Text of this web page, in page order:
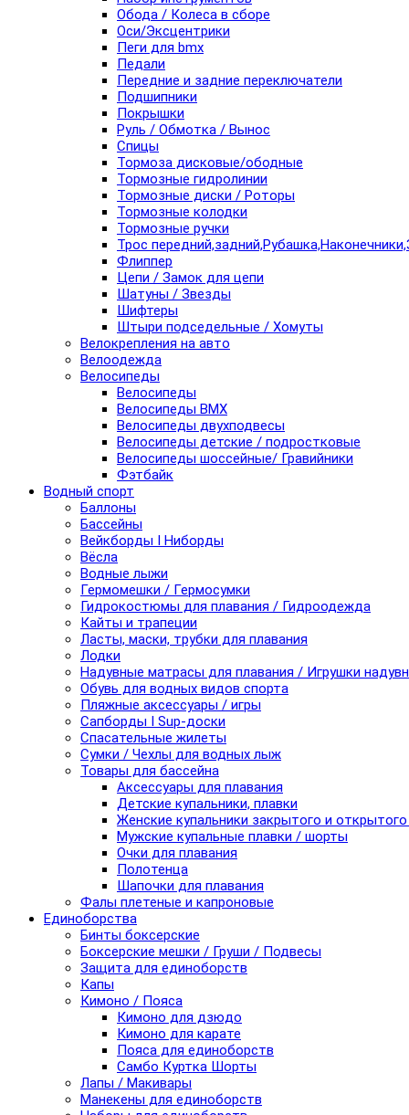
Обода / Колеса в сборе
Оси/Эксцентрики
Пеги для bmx
Педали
Передние и задние переключатели
Подшипники
Покрышки
Руль / Обмотка / Вынос
Спицы
Тормоза дисковые/ободные
Тормозные гидролинии
Тормозные диски / Роторы
Тормозные колодки
Тормозные ручки
Трос
Флиппер
Цепи / Замок для цепи
Шатуны / Звезды
Шифтеры
Штыри подседельные / Хомуты
Велокрепления на авто
Велоодежда
Велосипеды
Велосипеды
Велосипеды BMX
Велосипеды двухподвесы
Велосипеды детские / подростковые
Велосипеды шоссейные/ Гравийники
Фэтбайк
Водный спорт
Баллоны
Бассейны
Вейкборды I Ниборды
Вёсла
Водные лыжи
Гермомешки / Гермосумки
Гидрокостюмы для плавания / Гидроодежда
Кайты и трапеции
Ласты, маски, трубки для плавания
Лодки
Надувные матрасы для плавания / Игрушки
Обувь для водных видов спорта
Пляжные аксессуары / игры
Сапборды I Sup-доски
Спасательные жилеты
Сумки / Чехлы для водных лыж
Товары для бассейна
Аксессуары для плавания
Детские купальники, плавки
Женские купальники закрытого и
Мужские купальные плавки / шорты
Очки для плавания
Полотенца
Шапочки для плавания
Фалы плетеные и капроновые
Единоборства
Бинты боксерские
Боксерские мешки / Груши / Подвесы
Защита для единоборств
Капы
Кимоно / Пояса
Кимоно для дзюдо
Кимоно для карате
Пояса для единоборств
Самбо Куртка Шорты
Лапы / Макивары
Манекены для единоборств